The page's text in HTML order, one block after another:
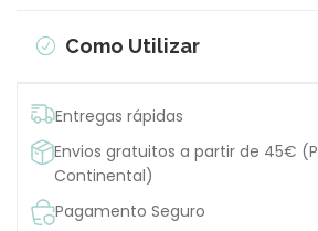
Como Utilizar
Entregas rápidas
Envios gratuitos a partir de 45€
Continental)
Pagamento Seguro